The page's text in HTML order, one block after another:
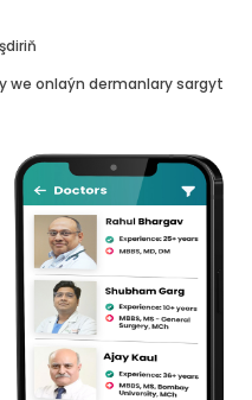
we onlaýn dermanlary sargyt